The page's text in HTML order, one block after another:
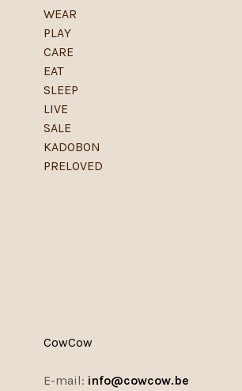
WEAR
PLAY
CARE
EAT
SLEEP
LIVE
SALE
KADOBON
PRELOVED
CowCow
E-mail: info@cowcow.be